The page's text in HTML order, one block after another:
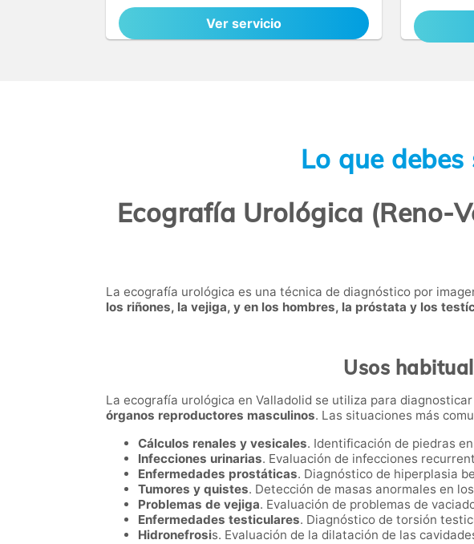
Ver servicio
Lo que
Ecografía Urológica (Reno-
La ecografía urológica es una técnica de diagnóstico por
los riñones, la vejiga, y en los hombres, la próstata y los
Usos
La ecografía urológica en Valladolid se utiliza para
órganos reproductores masculinos. Las situaciones más
Cálculos renales y vesicales. Identificación de piedras
Infecciones urinarias. Evaluación de infecciones
Enfermedades prostáticas. Diagnóstico de hiperplasia
Tumores y quistes. Detección de masas anormales en
Problemas de vejiga. Evaluación de problemas de
Enfermedades testiculares. Diagnóstico de torsión
Hidronefrosis. Evaluación de la dilatación de las